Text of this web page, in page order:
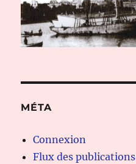
MÉTA
Connexion
Flux des publications